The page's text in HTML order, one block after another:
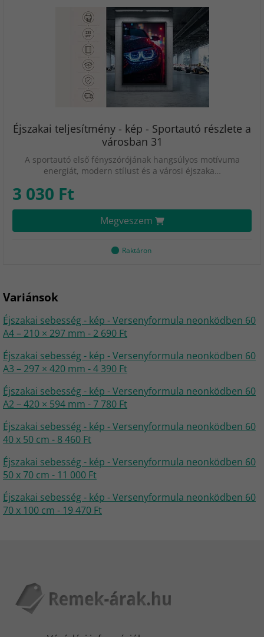
Éjszakai teljesítmény - kép - Sportautó részlete a
városban 31
A sportautó első fényszórójának hangsúlyos motívuma
energiát, modern stílust és a városi éjszaka…
3 030 Ft
Megveszem
Raktáron
Variánsok
Éjszakai sebesség - kép - Versenyformula neonködben 60
A4 – 210 × 297 mm - 2 690 Ft
Éjszakai sebesség - kép - Versenyformula neonködben 60
A3 – 297 × 420 mm - 4 390 Ft
Éjszakai sebesség - kép - Versenyformula neonködben 60
A2 – 420 × 594 mm - 7 780 Ft
Éjszakai sebesség - kép - Versenyformula neonködben 60
40 x 50 cm - 8 460 Ft
Éjszakai sebesség - kép - Versenyformula neonködben 60
50 x 70 cm - 11 000 Ft
Éjszakai sebesség - kép - Versenyformula neonködben 60
70 x 100 cm - 19 470 Ft